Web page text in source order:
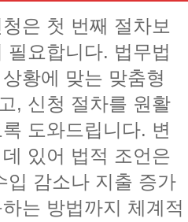
은 첫 번째 절차보
필요합니다. 법무법
황에 맞는 맞춤형
, 신청 절차를 원활
도와드립니다. 변
있어 법적 조언은
입 감소나 지출 증가
는 방법까지 체계적